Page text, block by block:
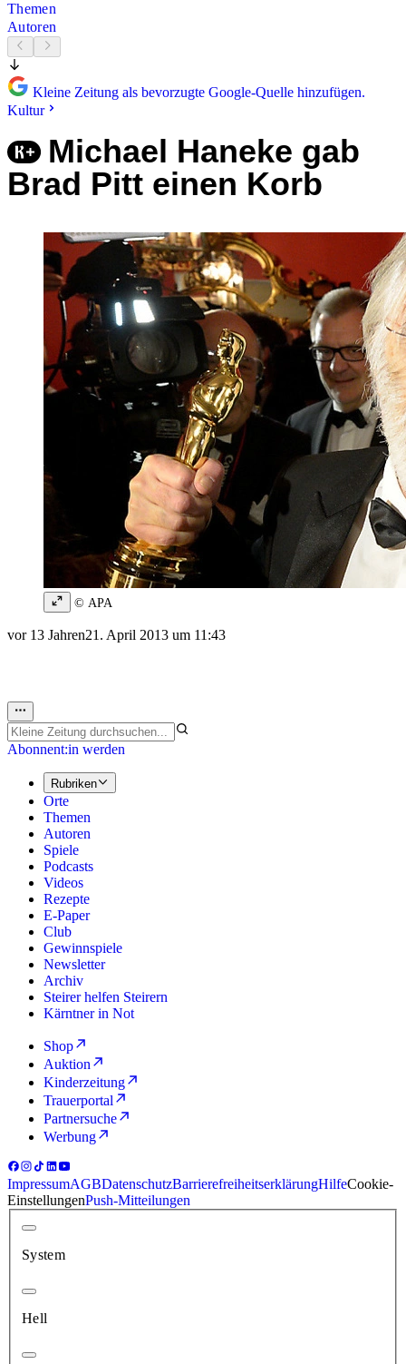
Themen
Autoren
Kleine Zeitung als bevorzugte Google-Quelle hinzufügen.
Kultur
Michael Haneke gab
Brad Pitt einen Korb
© APA
vor 13 Jahren21. April 2013 um 11:43
Abonnent:in werden
Rubriken
Orte
Themen
Autoren
Spiele
Podcasts
Videos
Rezepte
E-Paper
Club
Gewinnspiele
Newsletter
Archiv
Steirer helfen Steirern
Kärntner in Not
Shop
Auktion
Kinderzeitung
Trauerportal
Partnersuche
Werbung
ImpressumAGBDatenschutzBarrierefreiheitserklärungHilfeCookie-
EinstellungenPush-Mitteilungen
System
Hell